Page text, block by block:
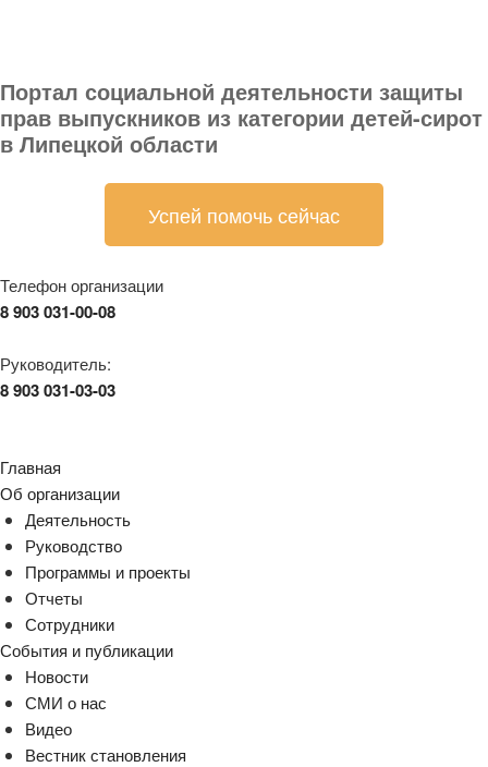
Портал социальной деятельности защиты
прав выпускников из категории детей-сирот
в Липецкой области
Успей помочь сейчас
Телефон организации
8 903 031-00-08
Руководитель:
8 903 031-03-03
Главная
Об организации
Деятельность
Руководство
Программы и проекты
Отчеты
Сотрудники
События и публикации
Новости
СМИ о нас
Видео
Вестник становления